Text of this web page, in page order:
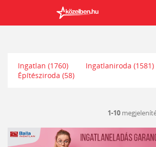
Ingatlan (1760) Ingatlaniroda (1581)
Építésziroda (58)
1-10